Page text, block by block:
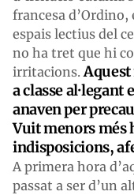
francesa
espais lectius del
no ha tret que hi
irritacions. Aquest
a classe al·legant
anaven per
Vuit menors més
indisposicions,
A primera hora
passat a ser d’un